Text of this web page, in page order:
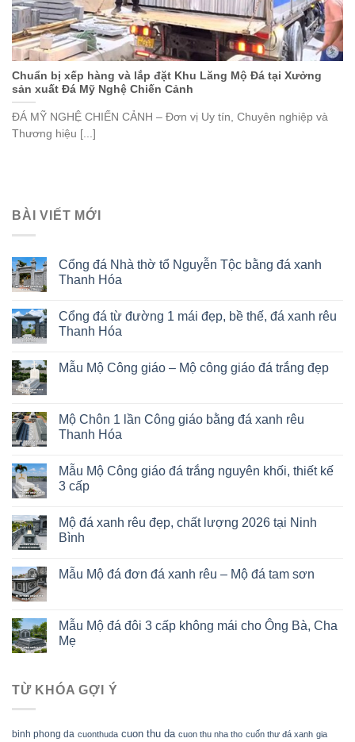
Chuẩn bị xếp hàng và lắp đặt Khu Lăng Mộ Đá tại Xưởng
sản xuất Đá Mỹ Nghệ Chiến Cảnh
ĐÁ MỸ NGHỆ CHIẾN CẢNH – Đơn vị Uy tín, Chuyên nghiệp và
Thương hiệu [...]
BÀI VIẾT MỚI
Cổng đá Nhà thờ tổ Nguyễn Tộc bằng đá xanh
Thanh Hóa
Cổng đá từ đường 1 mái đẹp, bề thế, đá xanh rêu
Thanh Hóa
Mẫu Mộ Công giáo – Mộ công giáo đá trắng đẹp
Mộ Chôn 1 lần Công giáo bằng đá xanh rêu
Thanh Hóa
Mẫu Mộ Công giáo đá trắng nguyên khối, thiết kế
3 cấp
Mộ đá xanh rêu đẹp, chất lượng 2026 tại Ninh
Bình
Mẫu Mộ đá đơn đá xanh rêu – Mộ đá tam sơn
Mẫu Mộ đá đôi 3 cấp không mái cho Ông Bà, Cha
Mẹ
TỪ KHÓA GỢI Ý
binh phong da cuonthuda cuon thu da cuon thu nha tho cuốn thư đá xanh gia